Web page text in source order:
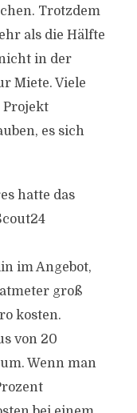
Trotzdem
als die Hälfte
in der
Miete. Viele
Projekt
es sich
hatte das
im Angebot,
groß
kosten.
von 20
Wenn man